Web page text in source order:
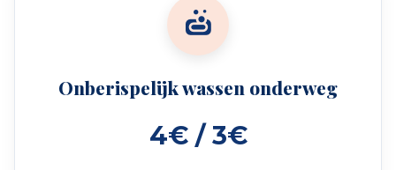
Onberispelijk wassen onderweg
4€ / 3€